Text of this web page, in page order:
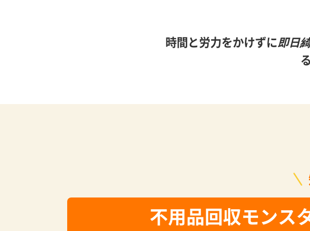
時間と労力をかけずに即日
不用品回収モンス